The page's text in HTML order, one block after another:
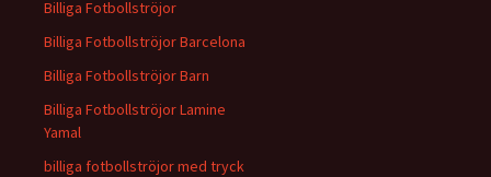
Billiga Fotbollströjor
Billiga Fotbollströjor Barcelona
Billiga Fotbollströjor Barn
Billiga Fotbollströjor Lamine
Yamal
billiga fotbollströjor med tryck